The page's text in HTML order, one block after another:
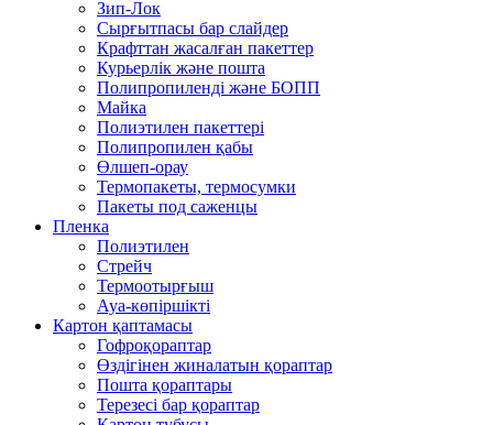
Зип-Лок
Сырғытпасы бар слайдер
Крафттан жасалған пакеттер
Курьерлік және пошта
Полипропиленді және БОПП
Майка
Полиэтилен пакеттері
Полипропилен қабы
Өлшеп-орау
Термопакеты, термосумки
Пакеты под саженцы
Пленка
Полиэтилен
Стрейч
Термоотырғыш
Ауа-көпіршікті
Картон қаптамасы
Гофроқораптар
Өздігінен жиналатын қораптар
Пошта қораптары
Терезесі бар қораптар